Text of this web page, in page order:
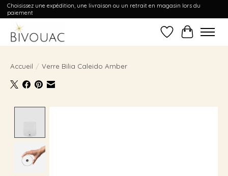
Choisissez une expédition, une livraison ou un retrait en magasin lors du
paiement
Liste dePanier
Accueil / Verre Bilia Caleido Amber